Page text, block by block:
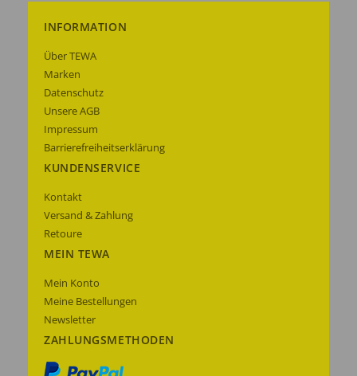
INFORMATION
Über TEWA
Marken
Datenschutz
Unsere AGB
Impressum
Barrierefreiheitserklärung
KUNDENSERVICE
Kontakt
Versand & Zahlung
Retoure
MEIN TEWA
Mein Konto
Meine Bestellungen
Newsletter
ZAHLUNGSMETHODEN